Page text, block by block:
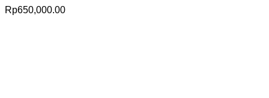
Rp650,000.00